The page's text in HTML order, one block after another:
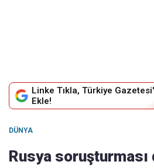
Linke Tıkla, Türkiye
Ekle!
DÜNYA
Rusya soruşturması